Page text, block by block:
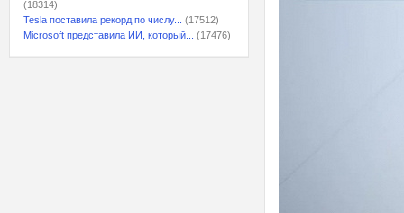
(18314)
Tesla поставила рекорд по числу...
(17512)
Microsoft представила ИИ, который...
(17476)